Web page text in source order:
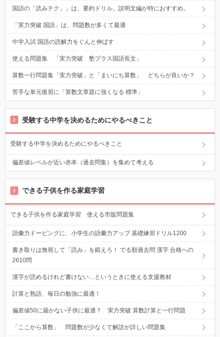
国語の「読みテク」」は、要約ドリル。説明文編が特におすすめ。
「実力突破 国語」は、問題数が多くて最適
中学入試 国語の読解力をぐんと伸ばす
使える問題集 「実力突破 塾プラス国語長文」
算数一行問題集「実力突破」と「まいにち算数」 どちらが良いか？
苦手な単元復習に「算数文章題に強くなる 標準」
受験する中学を決めるためにやるべきこと
受験する中学を決めるためにやるべきこと
偏差値レベルが近い赤本（過去問集）を集めて考える
できる子供を作る家庭学習
できる子供を作る家庭学習 使える市販問題集
語彙力ドーピングに、小学生の語彙力アップ 基礎練習ドリル1200
書き取りは無視して「読み」を鍛えろ！ でる順過去問 漢字 合格への
2610問
漢字が読めるけれど書けない…というときに使える支援教材
計算と熟語、毎日の勉強に最適！
偏差値50に届かない子供に最適？ 実力突破 算数計算と一行問題
「ここから算数」 問題数が少なくて解説が詳しい問題集